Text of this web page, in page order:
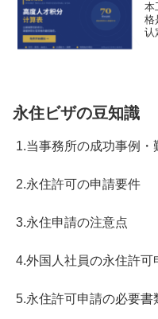
本
格
认
永住ビザの豆知識
1.当事務所の成功事例・
2.永住許可の申請要件
3.永住申請の注意点
4.外国人社員の永住許可
5.永住許可申請の必要書